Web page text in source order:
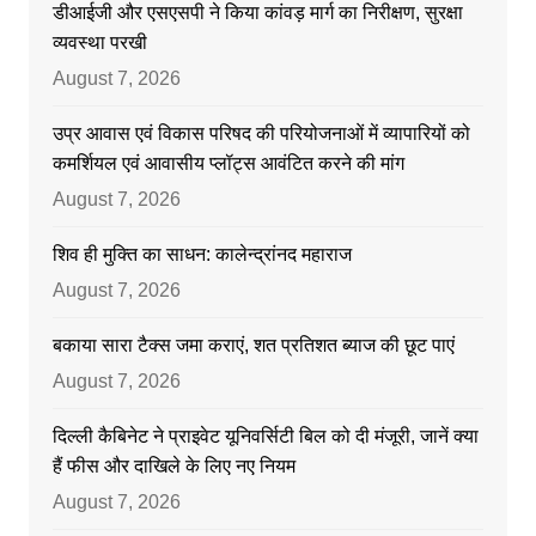
डीआईजी और एसएसपी ने किया कांवड़ मार्ग का निरीक्षण, सुरक्षा
व्यवस्था परखी
August 7, 2026
उप्र आवास एवं विकास परिषद की परियोजनाओं में व्यापारियों को
कमर्शियल एवं आवासीय प्लॉट्स आवंटित करने की मांग
August 7, 2026
शिव ही मुक्ति का साधन: कालेन्द्रांनद महाराज
August 7, 2026
बकाया सारा टैक्स जमा कराएं, शत प्रतिशत ब्याज की छूट पाएं
August 7, 2026
दिल्ली कैबिनेट ने प्राइवेट यूनिवर्सिटी बिल को दी मंजूरी, जानें क्या
हैं फीस और दाखिले के लिए नए नियम
August 7, 2026